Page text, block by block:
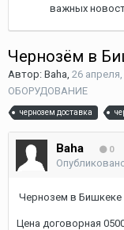
важных
Чернозём в
Автор: Baha, 26 апреля,
ОБОРУДОВАНИЕ
чернозем доставка
Baha 0
Чернозем в Бишкеке
Цена договорная